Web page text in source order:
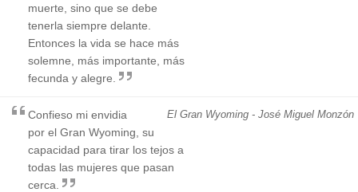
muerte, sino que se debe
tenerla siempre delante.
Entonces la vida se hace más
solemne, más importante, más
fecunda y alegre.
El Gran Wyoming - José Miguel Monzón
Confieso mi envidia
por el Gran Wyoming, su
capacidad para tirar los tejos a
todas las mujeres que pasan
cerca.